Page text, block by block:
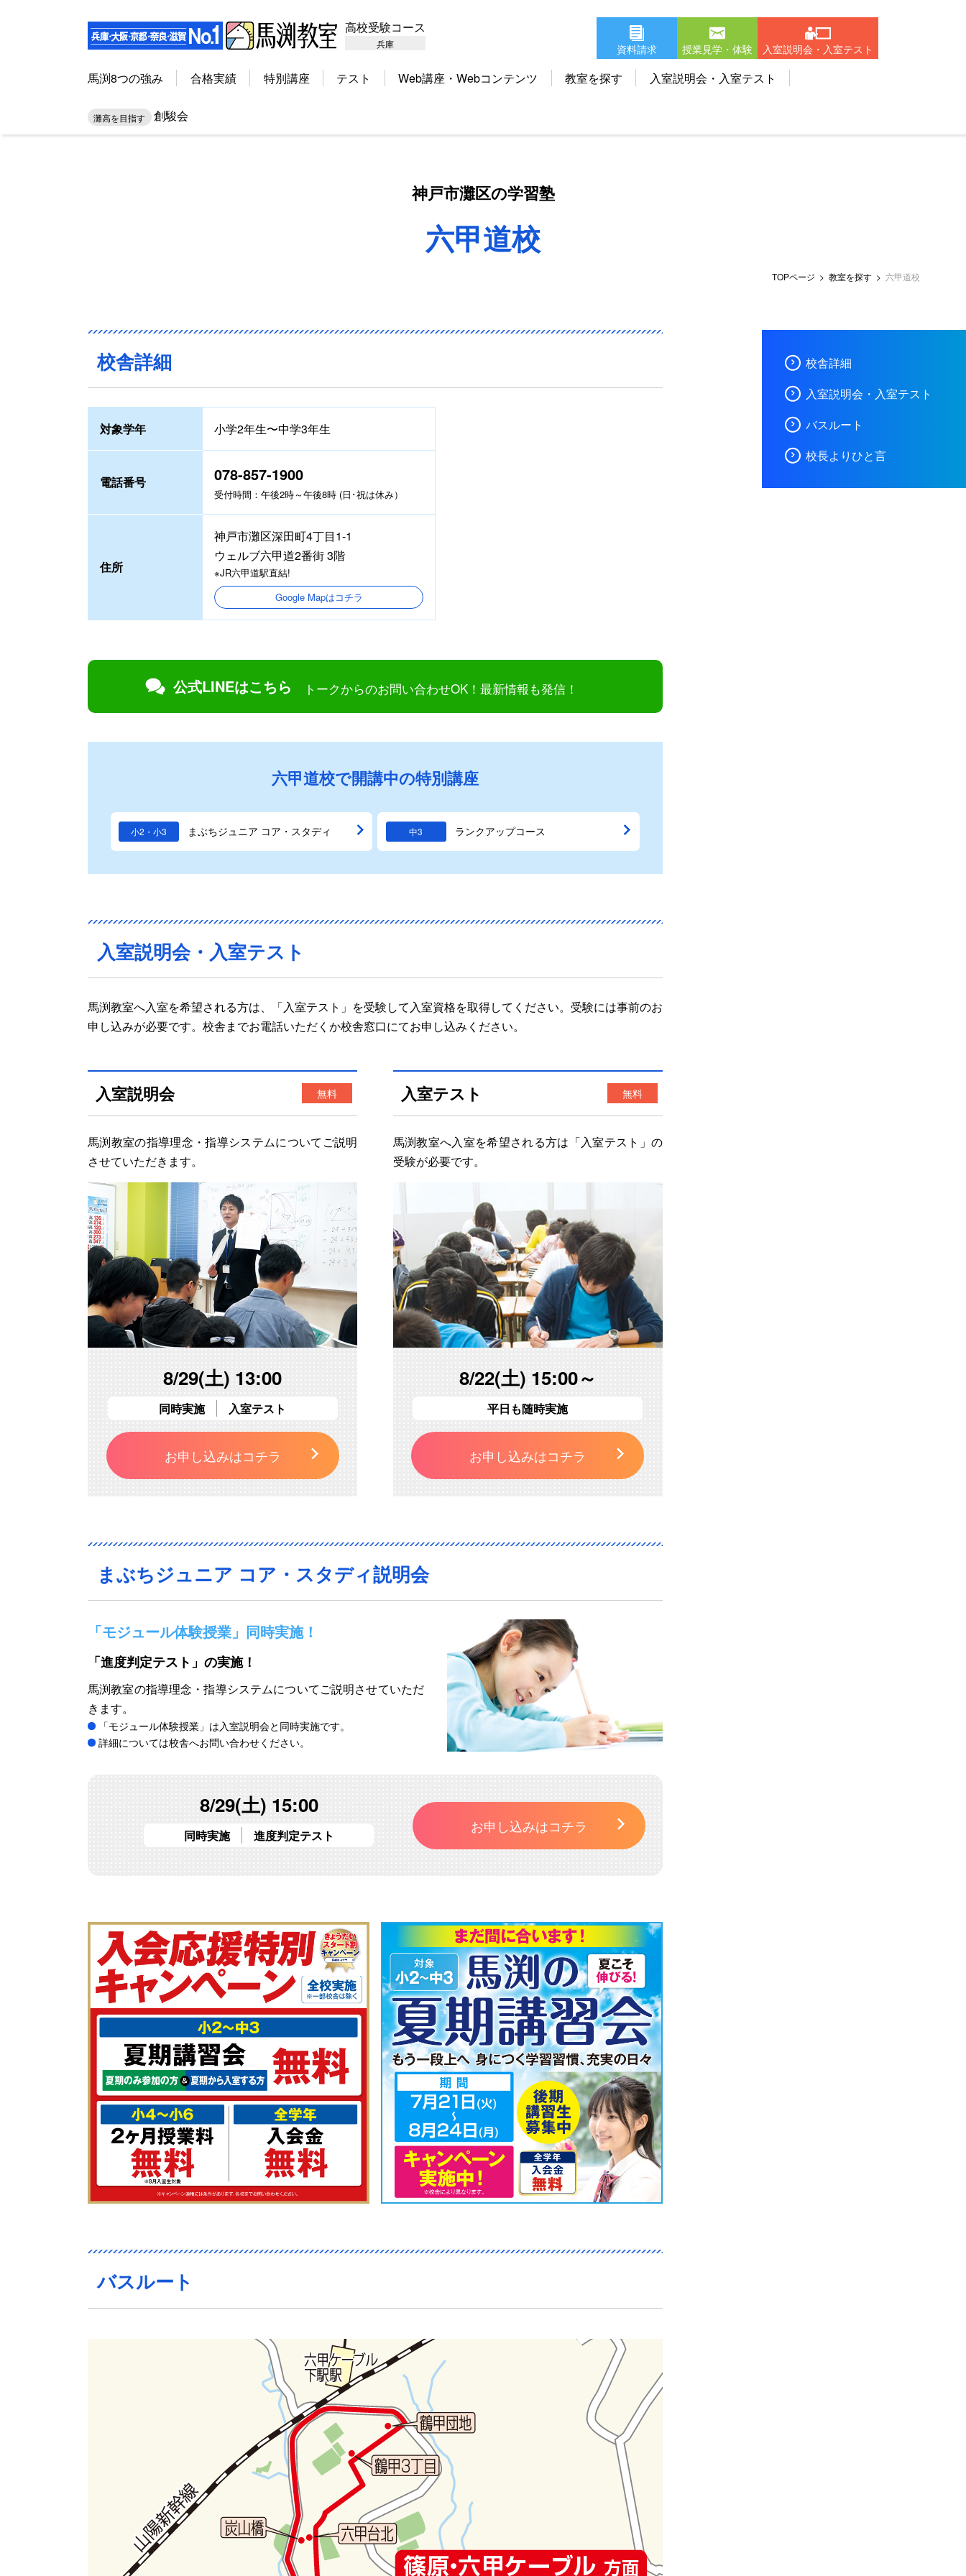
高校受験コース
兵庫 資料請求 授業見学・体験 入室説明会・入室テスト
馬渕8つの強み 合格実績 特別講座 テスト Web講座・Webコンテンツ 教室を探す 入室説明会・入室テスト
灘高を目指す 創駿会
神戸市灘区の学習塾
六甲道校
TOPページ 教室を探す 六甲道校
校舎詳細
入室説明会・入室テスト
バスルート
校長よりひと言
校舎詳細
対象学年 小学2年生〜中学3年生
電話番号 078-857-1900
受付時間：午後2時～午後8時 (日･祝は休み）
住所
神戸市灘区深田町4丁目1-1
ウェルブ六甲道2番街 3階
※JR六甲道駅直結!
Google Mapはコチラ
公式LINEはこちら トークからのお問い合わせOK！最新情報も発信！
六甲道校で開講中の特別講座
小2・小3 まぶちジュニア コア・スタディ 中3 ランクアップコース
入室説明会・入室テスト
馬渕教室へ入室を希望される方は、「入室テスト」を受験して入室資格を取得してください。受験には事前のお
申し込みが必要です。校舎までお電話いただくか校舎窓口にてお申し込みください。
入室説明会 無料
馬渕教室の指導理念・指導システムについてご説明
させていただきます。
8/29(土) 13:00
同時実施 入室テスト
お申し込みはコチラ
入室テスト 無料
馬渕教室へ入室を希望される方は「入室テスト 」の
受験が必要です。
8/22(土) 15:00～
平日も随時実施
お申し込みはコチラ
まぶちジュニア コア・スタディ説明会
「モジュール体験授業」同時実施！
「進度判定テスト」の実施！
馬渕教室の指導理念・指導システムについてご説明させていただ
きます。
「モジュール体験授業」は入室説明会と同時実施です。
詳細については校舎へお問い合わせください。
8/29(土) 15:00
同時実施 進度判定テスト
お申し込みはコチラ
バスルート